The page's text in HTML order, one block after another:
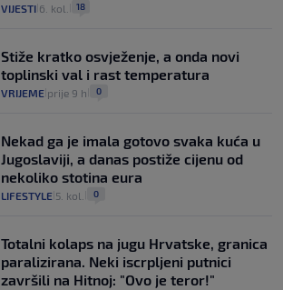
VIJESTI 6. kol. 18
Stiže kratko osvježenje, a onda novi
toplinski val i rast temperatura
VRIJEME prije 9 h 0
Nekad ga je imala gotovo svaka kuća u
Jugoslaviji, a danas postiže cijenu od
nekoliko stotina eura
LIFESTYLE 5. kol. 0
Totalni kolaps na jugu Hrvatske, granica
paralizirana. Neki iscrpljeni putnici
završili na Hitnoj: "Ovo je teror!"